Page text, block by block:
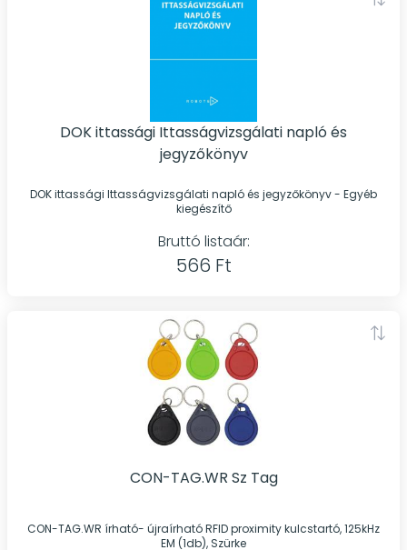
DOK ittassági Ittasságvizsgálati napló és
jegyzőkönyv
DOK ittassági Ittasságvizsgálati napló és jegyzőkönyv - Egyéb
kiegészítő
Bruttó listaár:
566 Ft
CON-TAG.WR Sz Tag
CON-TAG.WR írható- újraírható RFID proximity kulcstartó, 125kHz
EM (1db), Szürke